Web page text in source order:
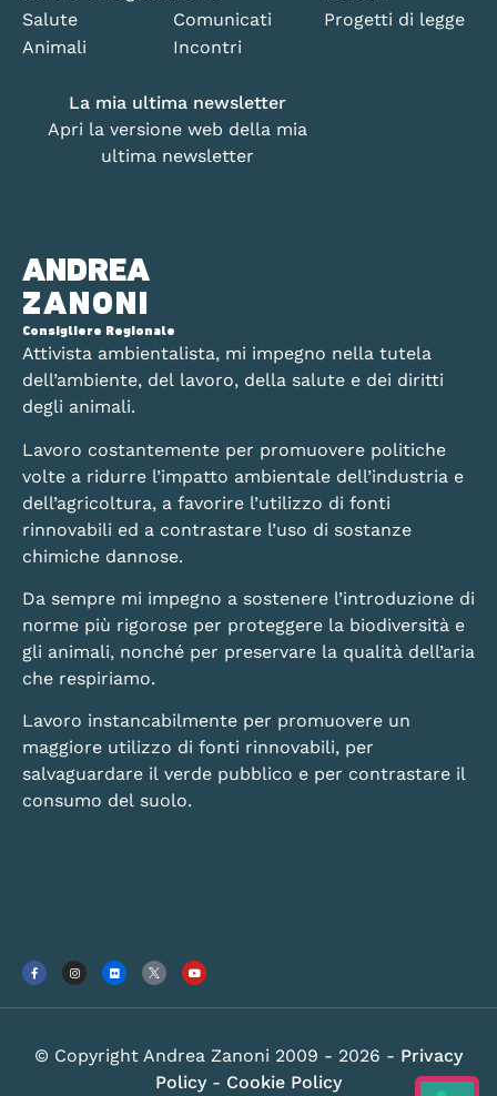
ANDREA
ZANONI
Consigliere Regionale
Attivista ambientalista, mi impegno nella tutela
dell’ambiente, del lavoro, della salute e dei diritti
degli animali.
Lavoro costantemente per promuovere politiche
volte a ridurre l’impatto ambientale dell’industria e
dell’agricoltura, a favorire l’utilizzo di fonti
rinnovabili ed a contrastare l’uso di sostanze
chimiche dannose.
Da sempre mi impegno a sostenere l’introduzione di
norme più rigorose per proteggere la biodiversità e
gli animali, nonché per preservare la qualità dell’aria
che respiriamo.
Lavoro instancabilmente per promuovere un
maggiore utilizzo di fonti rinnovabili, per
salvaguardare il verde pubblico e per contrastare il
consumo del suolo.
Salute
Animali
Comunicati
Incontri
Progetti di legge
La mia ultima newsletter
Apri la versione web della mia
ultima newsletter
© Copyright Andrea Zanoni 2009 - 2026 - Privacy
Policy - Cookie Policy